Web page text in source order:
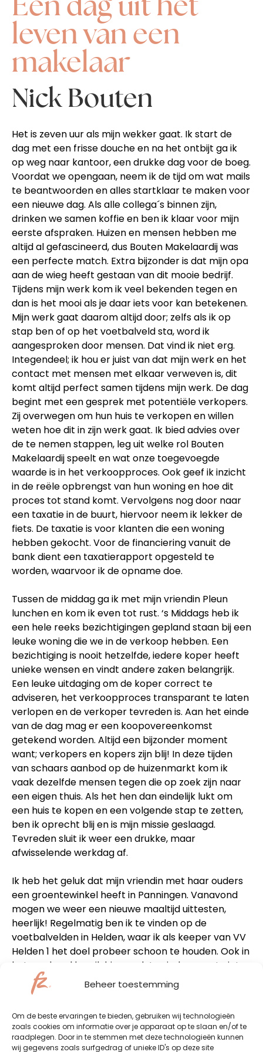
Beheer toestemming
Om de beste ervaringen te bieden, gebruiken wij technologieën
zoals cookies om informatie over je apparaat op te slaan en/of te
raadplegen. Door in te stemmen met deze technologieën kunnen
wij gegevens zoals surfgedrag of unieke ID's op deze site
Een dag uit het
leven van een
makelaar
Nick Bouten
Het is zeven uur als mijn wekker gaat. Ik start de
dag met een frisse douche en na het ontbijt ga ik
op weg naar kantoor, een drukke dag voor de boeg.
Voordat we opengaan, neem ik de tijd om wat mails
te beantwoorden en alles startklaar te maken voor
een nieuwe dag. Als alle collega´s binnen zijn,
drinken we samen koffie en ben ik klaar voor mijn
eerste afspraken. Huizen en mensen hebben me
altijd al gefascineerd, dus Bouten Makelaardij was
een perfecte match. Extra bijzonder is dat mijn opa
aan de wieg heeft gestaan van dit mooie bedrijf.
Tijdens mijn werk kom ik veel bekenden tegen en
dan is het mooi als je daar iets voor kan betekenen.
Mijn werk gaat daarom altijd door; zelfs als ik op
stap ben of op het voetbalveld sta, word ik
aangesproken door mensen. Dat vind ik niet erg.
Integendeel; ik hou er juist van dat mijn werk en het
contact met mensen met elkaar verweven is, dit
komt altijd perfect samen tijdens mijn werk. De dag
begint met een gesprek met potentiële verkopers.
Zij overwegen om hun huis te verkopen en willen
weten hoe dit in zijn werk gaat. Ik bied advies over
de te nemen stappen, leg uit welke rol Bouten
Makelaardij speelt en wat onze toegevoegde
waarde is in het verkoopproces. Ook geef ik inzicht
in de reële opbrengst van hun woning en hoe dit
proces tot stand komt. Vervolgens nog door naar
een taxatie in de buurt, hiervoor neem ik lekker de
fiets. De taxatie is voor klanten die een woning
hebben gekocht. Voor de financiering vanuit de
bank dient een taxatierapport opgesteld te
worden, waarvoor ik de opname doe.
Tussen de middag ga ik met mijn vriendin Pleun
lunchen en kom ik even tot rust. ‘s Middags heb ik
een hele reeks bezichtigingen gepland staan bij een
leuke woning die we in de verkoop hebben. Een
bezichtiging is nooit hetzelfde, iedere koper heeft
unieke wensen en vindt andere zaken belangrijk.
Een leuke uitdaging om de koper correct te
adviseren, het verkoopproces transparant te laten
verlopen en de verkoper tevreden is. Aan het einde
van de dag mag er een koopovereenkomst
getekend worden. Altijd een bijzonder moment
want; verkopers en kopers zijn blij! In deze tijden
van schaars aanbod op de huizenmarkt kom ik
vaak dezelfde mensen tegen die op zoek zijn naar
een eigen thuis. Als het hen dan eindelijk lukt om
een huis te kopen en een volgende stap te zetten,
ben ik oprecht blij en is mijn missie geslaagd.
Tevreden sluit ik weer een drukke, maar
afwisselende werkdag af.
Ik heb het geluk dat mijn vriendin met haar ouders
een groentewinkel heeft in Panningen. Vanavond
mogen we weer een nieuwe maaltijd uittesten,
heerlijk! Regelmatig ben ik te vinden op de
voetbalvelden in Helden, waar ik als keeper van VV
Helden 1 het doel probeer schoon te houden. Ook in
is zo gezellig als de derde helft in de kantine.
Vanavond staat er training op het programma,
potje te voetballen. Moe maar voldaan plof ik aan
het einde van de dag thuis neer voor de tv, waar ik